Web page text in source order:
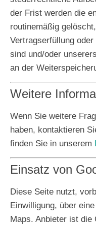
der Frist werden die
routinemäßig
Vertragserfüllung
sind und/oder
an der
Weitere
Wenn Sie weitere
haben, kontaktieren
finden Sie in unserem
Einsatz von
Diese Seite nutzt,
Einwilligung, über
Maps. Anbieter ist die